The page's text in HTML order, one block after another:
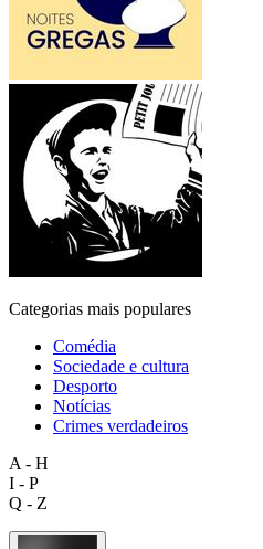
Categorias mais populares
Comédia
Sociedade e cultura
Desporto
Notícias
Crimes verdadeiros
A - H
I - P
Q - Z